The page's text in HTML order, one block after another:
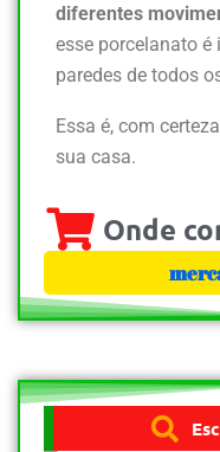
diferentes
esse porcelanato
paredes de todos
Essa é, com
sua casa.
Onde